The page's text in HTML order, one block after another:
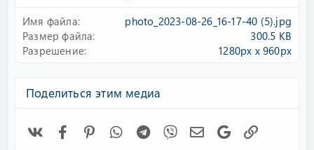
Имя файла
photo_2023-08-26_16-17-40 (5).jpg
Размер файла
300.5 KB
Разрешение
1280px x 960px
Поделиться этим медиа
FacebookPinterestWhatsAppTelegram
Viber Электронная почта
Google